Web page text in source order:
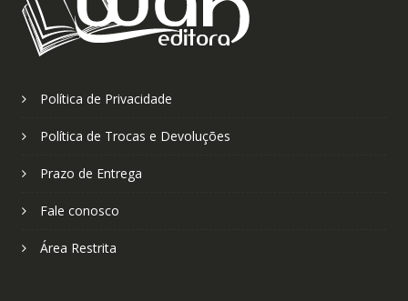
Política de Privacidade
Política de Trocas e Devoluções
Prazo de Entrega
Fale conosco
Área Restrita